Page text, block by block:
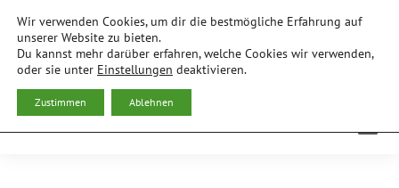
zum
Inhalt
BÜNDNIS 90/DIE GRÜNEN
ORTSVERBAND FREISING
Wir verwenden Cookies, um dir die bestmögliche Erfahrung auf
unserer Website zu bieten.
Du kannst mehr darüber erfahren, welche Cookies wir verwenden,
oder sie unter Einstellungen deaktivieren.
Zustimmen Ablehnen